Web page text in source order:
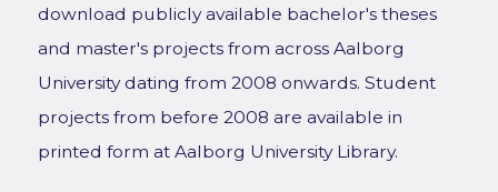
download publicly available bachelor's theses
and master's projects from across Aalborg
University dating from 2008 onwards. Student
projects from before 2008 are available in
printed form at Aalborg University Library.